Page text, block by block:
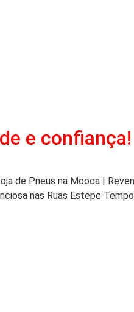
e confiança!
de Pneus na Mooca |
nas Ruas Estepe